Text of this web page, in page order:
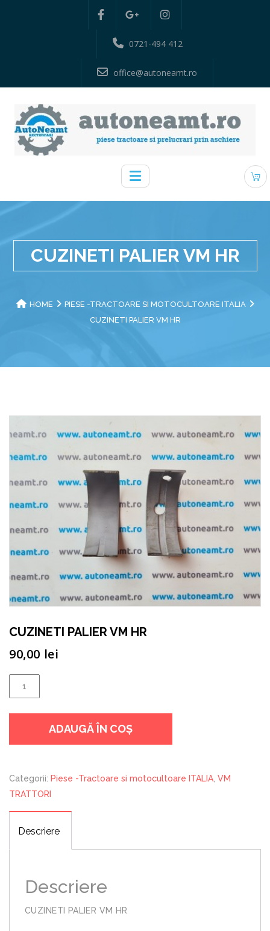
0721-494 412
office@autoneamt.ro
CUZINETI PALIER VM HR
HOME
PIESE -TRACTOARE SI MOTOCULTOARE ITALIA
CUZINETI PALIER VM HR
CUZINETI PALIER VM HR
90,00 lei
CUZINETI
PALIER
HR
ADAUGĂ ÎN COȘ
Categorii: Piese -Tractoare si motocultoare ITALIA VM
TRATTORI
Descriere
Descriere
CUZINETI PALIER VM HR